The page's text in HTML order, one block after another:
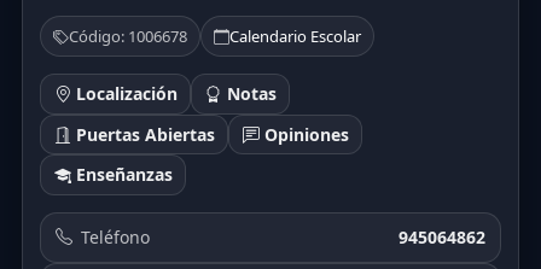
Código: 1006678 Calendario Escolar
Localización
Notas
Puertas Abiertas
Opiniones
Enseñanzas
Teléfono 945064862